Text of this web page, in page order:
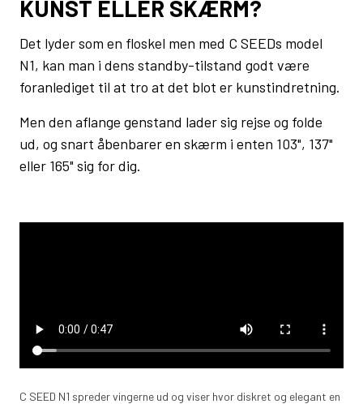
KUNST ELLER SKÆRM?
Det lyder som en floskel men med C SEEDs model
N1, kan man i dens standby-tilstand godt være
foranlediget til at tro at det blot er kunstindretning.
Men den aflange genstand lader sig rejse og folde
ud, og snart åbenbarer en skærm i enten 103", 137"
eller 165" sig for dig.
C SEED N1 spreder vingerne ud og viser hvor diskret og elegant en